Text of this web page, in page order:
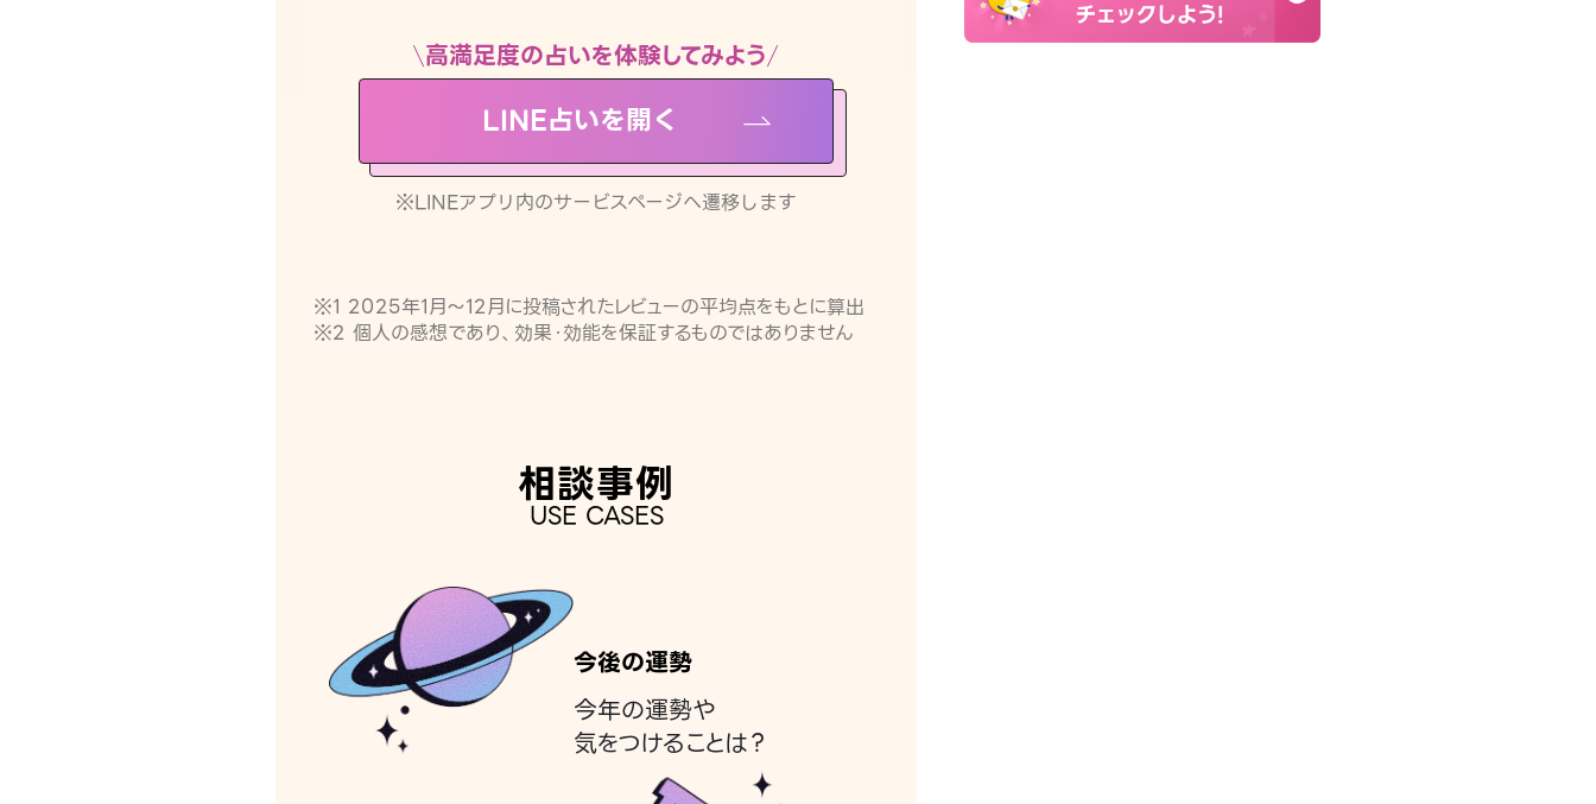
高満足度の占いを体験してみよう
LINE占いを開く
※LINEアプリ内のサービスページへ遷移します
※1 2025年1月〜12月に投稿されたレビューの平均点をもとに算出
※2 個人の感想であり、効果・効能を保証するものではありません
相談事例
USE CASES
今後の運勢
今年の運勢や
気をつけることは？